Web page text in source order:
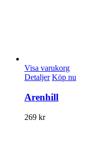
Visa varukorg
Detaljer Köp nu
Arenhill
269 kr